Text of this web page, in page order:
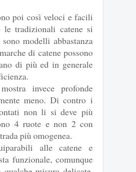
poi così veloci e facili
tradizionali catene si
modelli abbastanza
di catene possono
di più ed in generale
invece profonde
meno. Di contro i
non li si deve più
4 ruote e non 2 con
più omogenea.
alle catene e
funzionale, comunque